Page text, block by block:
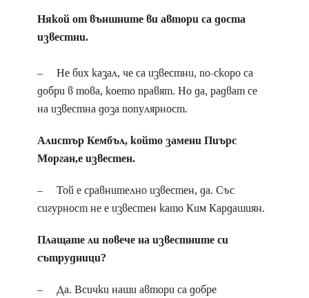
Някой от външните ви автори са доста
известни.
– Не бих казал, че са известни, по-скоро са
добри в това, което правят. Но да, радват се
на известна доза популярност.
Алистър Кембъл, който замени Пиърс
Морган,е известен.
– Той е сравнително известен, да. Със
сигурност не е известен като Ким Кардашиян.
Плащате ли повече на известните си
сътрудници?
– Да. Всички наши автори са добре